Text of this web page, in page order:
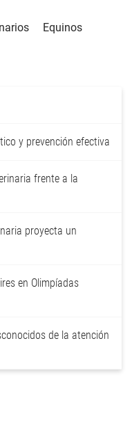
Equinos
y prevención efectiva
frente a la
proyecta un
en Olimpíadas
de la atención